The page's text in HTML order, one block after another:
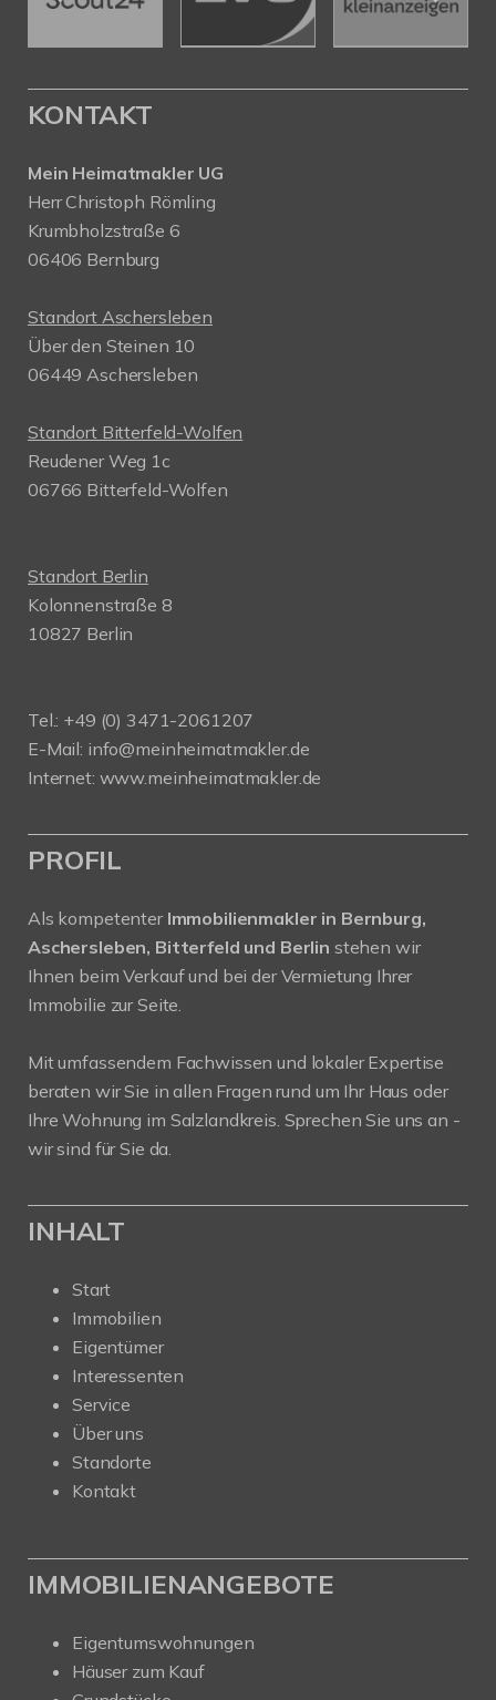
KONTAKT
Mein Heimatmakler UG
Herr Christoph Römling
Krumbholzstraße 6
06406 Bernburg
Standort Aschersleben
Über den Steinen 10
06449 Aschersleben
Standort Bitterfeld-Wolfen
Reudener Weg 1c
06766 Bitterfeld-Wolfen
Standort Berlin
Kolonnenstraße 8
10827 Berlin
Tel.: +49 (0) 3471-2061207
E-Mail: info@meinheimatmakler.de
Internet: www.meinheimatmakler.de
PROFIL
Als kompetenter Immobilienmakler in Bernburg,
Aschersleben, Bitterfeld und Berlin stehen wir
Ihnen beim Verkauf und bei der Vermietung Ihrer
Immobilie zur Seite.
Mit umfassendem Fachwissen und lokaler Expertise
beraten wir Sie in allen Fragen rund um Ihr Haus oder
Ihre Wohnung im Salzlandkreis. Sprechen Sie uns an -
wir sind für Sie da.
INHALT
Start
Immobilien
Eigentümer
Interessenten
Service
Über uns
Standorte
Kontakt
IMMOBILIENANGEBOTE
Eigentumswohnungen
Häuser zum Kauf